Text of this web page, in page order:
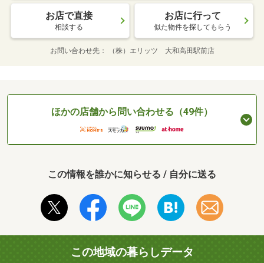
お店で直接
相談する
お店に行って
似た物件を探してもらう
お問い合わせ先 （株）エリッツ 大和高田駅前店
ほかの店舗から問い合わせる（49件）
この情報を誰かに知らせる / 自分に送る
この地域の暮らしデータ